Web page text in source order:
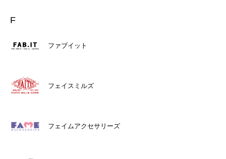
F
ファブイット
フェイスミルズ
フェイムアクセサリーズ